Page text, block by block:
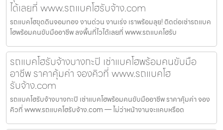
ได้เลยที่ www.รถแบคโฮรับจ้าง.com
รถแบคโฮขุดดินจอมทอง งานด่วน งานเร่ง เราพร้อมลุย! ติดต่อเช่ารถแบค
โฮพร้อมคนขับมืออาชีพ ลงพื้นที่ไวได้เลยที่ www.รถแบคโฮรับ
รถแบคโฮรับจ้างบางกะปิ เช่าแบคโฮพร้อมคนขับมือ
อาชีพ ราคาคุ้มค่า จองคิวที่ www.รถแบคโฮ
รับจ้าง.com
รถแบคโฮรับจ้างบางกะปิ เช่าแบคโฮพร้อมคนขับมืออาชีพ ราคาคุ้มค่า จอง
คิวที่ www.รถแบคโฮรับจ้าง.com — ไม่ว่าหน้างานจะแคบหรือด